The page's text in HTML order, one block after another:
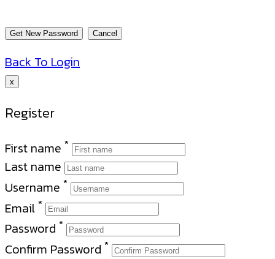
Back To Login
x
Register
First name *
Last name
Username *
Email *
Password *
Confirm Password *